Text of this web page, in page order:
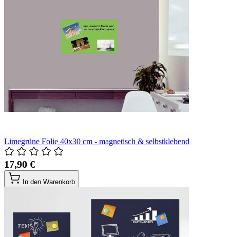
Limegrüne Folie 40x30 cm - magnetisch & selbstklebend
17,90 €
In den Warenkorb